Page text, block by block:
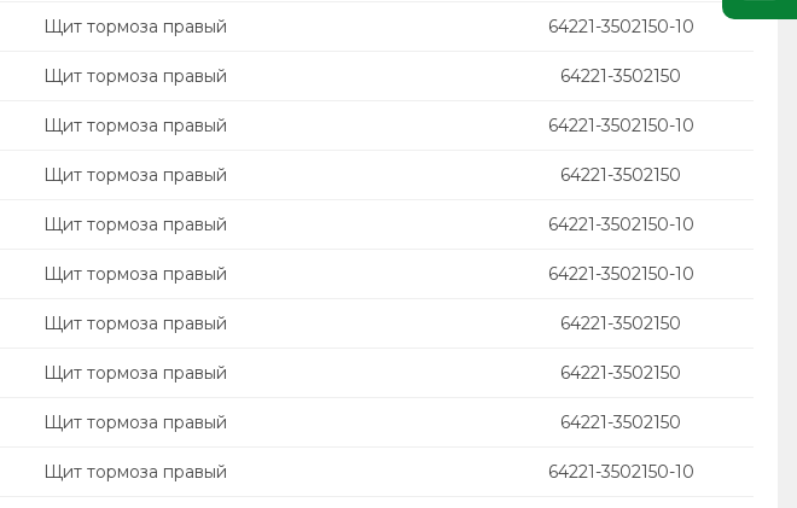
Щит тормоза правый 64221-3502150-10
Щит тормоза правый 64221-3502150
Щит тормоза правый 64221-3502150-10
Щит тормоза правый 64221-3502150
Щит тормоза правый 64221-3502150-10
Щит тормоза правый 64221-3502150-10
Щит тормоза правый 64221-3502150
Щит тормоза правый 64221-3502150
Щит тормоза правый 64221-3502150
Щит тормоза правый 64221-3502150-10